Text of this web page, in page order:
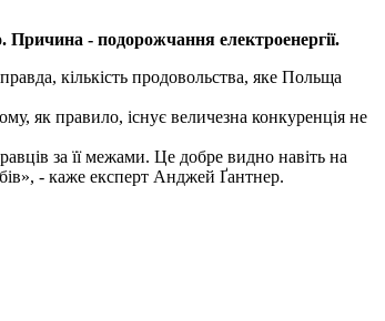
- подорожчання електроенергії.
кількість продовольства, яке Польща
як правило, існує величезна конкуренція не
за її межами. Це добре видно навіть на
- каже експерт Анджей Ґантнер.